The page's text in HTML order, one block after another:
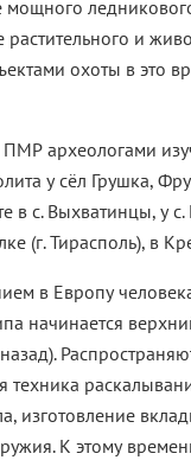
и
охоты в это
археологами
у сёл Грушка,
в с. Выхватинцы, у
(г. Тирасполь), в
в Европу
начинается
техника
изготовление
К этому